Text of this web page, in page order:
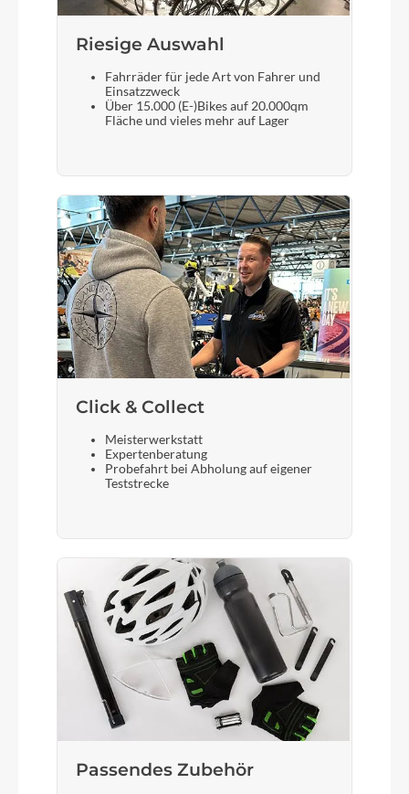
Farbe
electricblue´n´chrome
Kette
KMC eGlide
Rücklicht
ACID Mudguard Rear Light PRO-E, 12V, DC
Vorderrad Nabe
CUBE Engineered By Newmen, 15mm, Boost, 6-
Bolt
Scheinwerfer
ACID Front Light PRO-E 60 X-Connect, 12V, DC
Akku
Bosch PowerTube 800
Riesige Auswahl
Fahrräder für jede Art von Fahrer und
Einsatzzweck
Über 15.000 (E-)Bikes auf 20.000qm
Fläche und vieles mehr auf Lager
Click & Collect
Meisterwerkstatt
Expertenberatung
Probefahrt bei Abholung auf eigener
Teststrecke
Passendes Zubehör